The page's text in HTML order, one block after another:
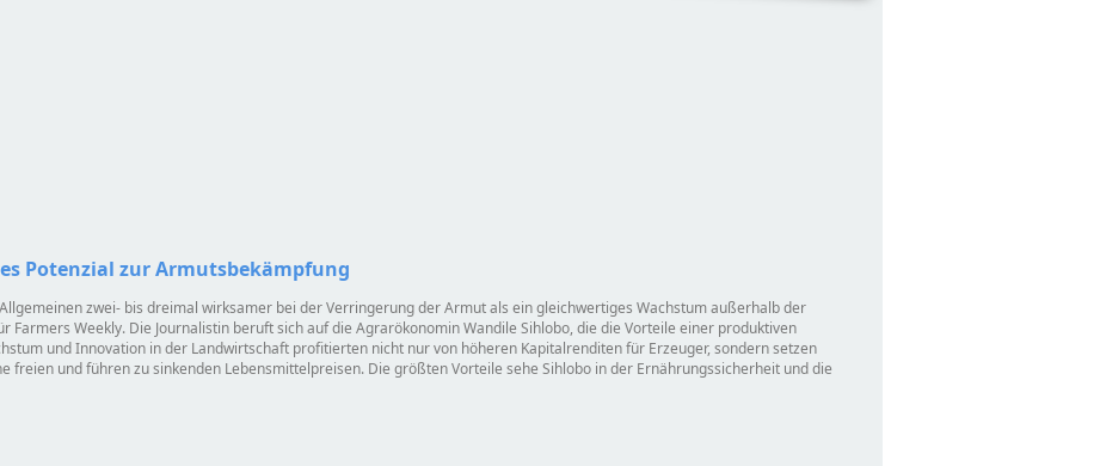
Potenzial zur Armutsbekämpfung
zwei- bis dreimal wirksamer bei der Verringerung der Armut als ein gleichwertiges Wachstum außerhalb der
Farmers Weekly. Die Journalistin beruft sich auf die Agrarökonomin Wandile Sihlobo, die die Vorteile einer produktiven
und Innovation in der Landwirtschaft profitierten nicht nur von höheren Kapitalrenditen für Erzeuger, sondern setzen
freien und führen zu sinkenden Lebensmittelpreisen. Die größten Vorteile sehe Sihlobo in der Ernährungssicherheit und die